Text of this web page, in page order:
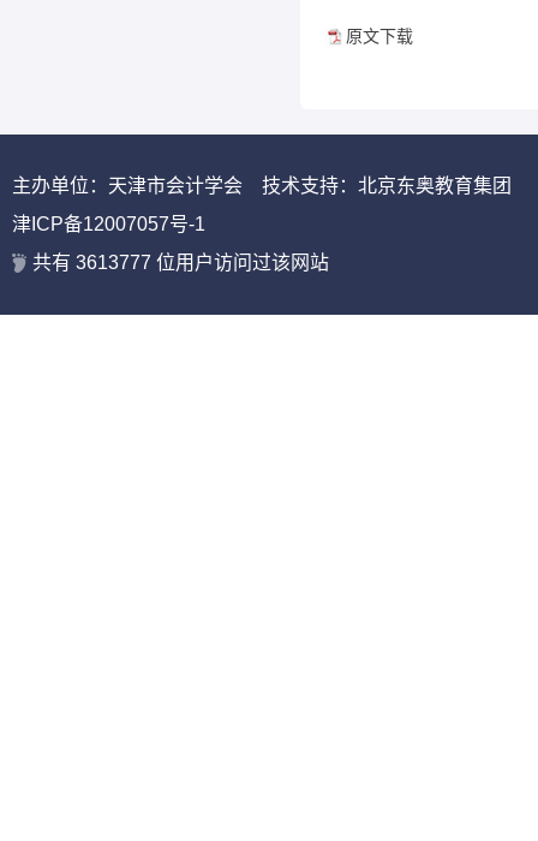
原文下载
主办单位：天津市会计学会 技术支持：北京东奥教育集团
津ICP备12007057号-1
共有 3613777 位用户访问过该网站